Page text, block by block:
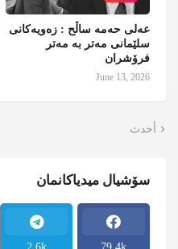
عەلی حەمە ساڵح : زەویەکانی
سلێمانی مەتر بە مەتر
فرۆشران
June 13, 2026
أحدث
سۆشیال میدیاکانمان